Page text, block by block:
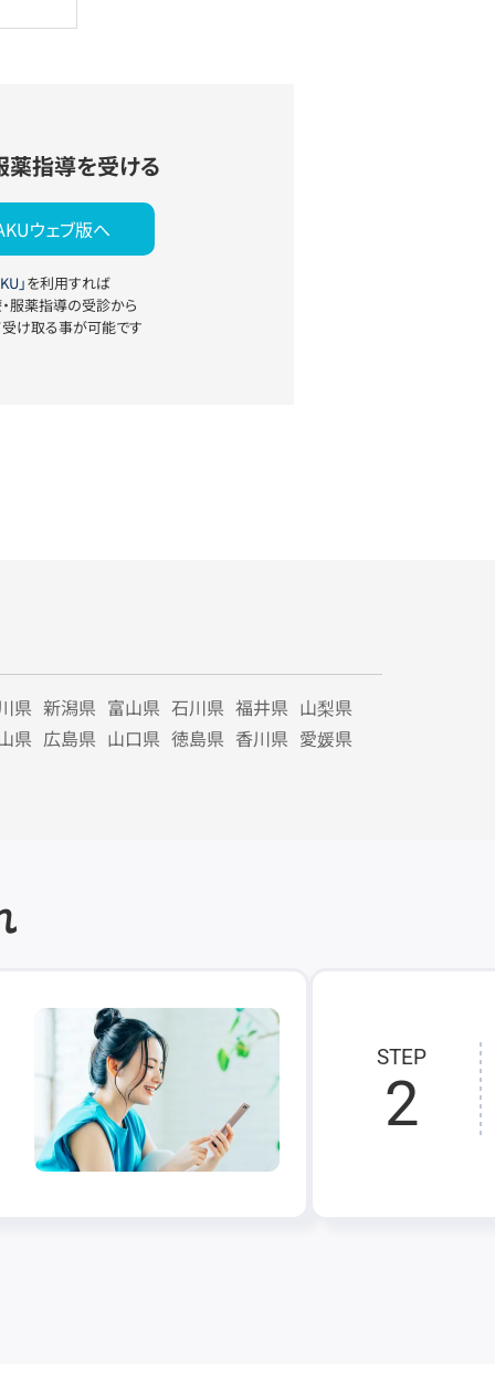
薬指導を受ける
ウェブ版へ
」を利用すれば
服薬指導の受診から
け取る事が可能です
県 新潟県 富山県 石川県 福井県 山梨県
県 広島県 山口県 徳島県 香川県 愛媛県
STEP
2